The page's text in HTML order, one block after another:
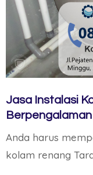
Jasa Instalasi
Berpengalaman
Anda harus
kolam renang